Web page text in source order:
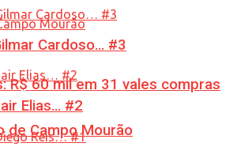
R$ 60 mil em 31 vales compras
de Campo Mourão
Cardoso… #3
Elias… #2